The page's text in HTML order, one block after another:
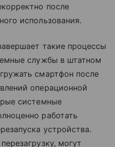
после
использования.
такие процессы
службы в штатном
смартфон после
операционной
системные
работать
устройства.
могут